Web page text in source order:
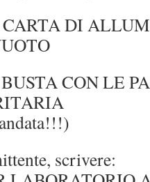
CARTA DI
CON LE
scrivere: